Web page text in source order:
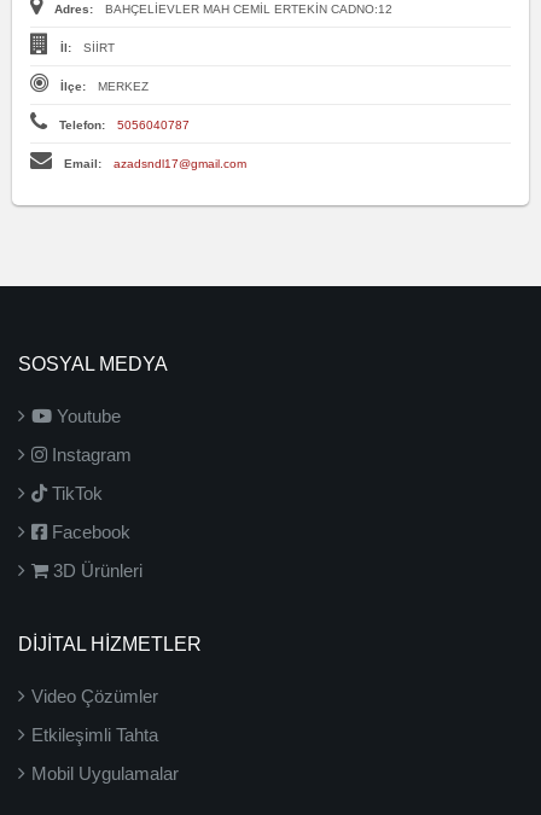
Adres: BAHÇELİEVLER MAH CEMİL ERTEKİN CADNO:12
İl: SİİRT
İlçe: MERKEZ
Telefon: 5056040787
Email: azadsndl17@gmail.com
SOSYAL MEDYA
Youtube
Instagram
TikTok
Facebook
3D Ürünleri
DİJİTAL HİZMETLER
Video Çözümler
Etkileşimli Tahta
Mobil Uygulamalar